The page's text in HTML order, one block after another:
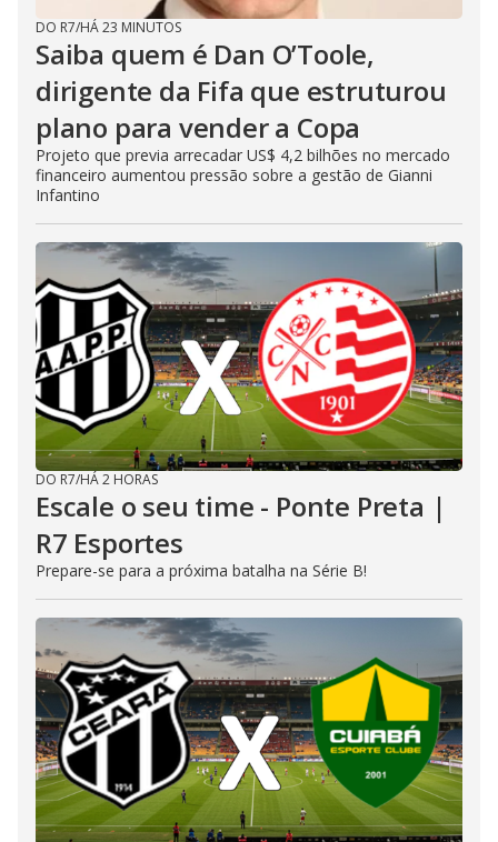
DO R7/HÁ 23 MINUTOS
Saiba quem é Dan O’Toole,
dirigente da Fifa que estruturou
plano para vender a Copa
Projeto que previa arrecadar US$ 4,2 bilhões no mercado
financeiro aumentou pressão sobre a gestão de Gianni
Infantino
DO R7/HÁ 2 HORAS
Escale o seu time - Ponte Preta |
R7 Esportes
Prepare-se para a próxima batalha na Série B!